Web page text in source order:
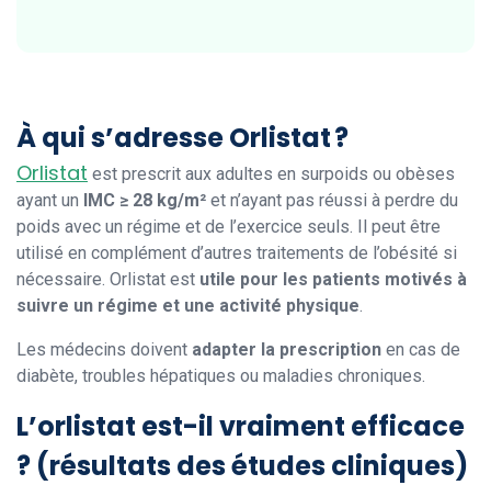
À qui s’adresse Orlistat ?
Orlistat est prescrit aux adultes en surpoids ou obèses
ayant un IMC ≥ 28 kg/m² et n’ayant pas réussi à perdre du
poids avec un régime et de l’exercice seuls. Il peut être
utilisé en complément d’autres traitements de l’obésité si
nécessaire. Orlistat est utile pour les patients motivés à
suivre un régime et une activité physique.
Les médecins doivent adapter la prescription en cas de
diabète, troubles hépatiques ou maladies chroniques.
L’orlistat est-il vraiment efficace
? (résultats des études cliniques)